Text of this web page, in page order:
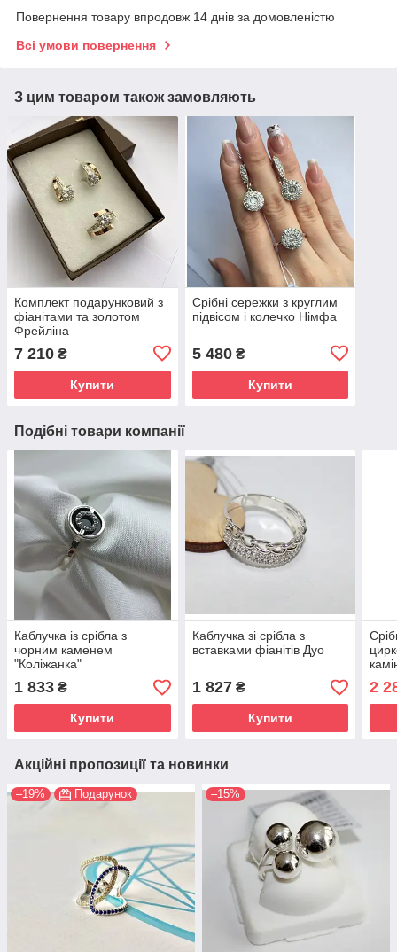
Повернення товару впродовж 14 днів за домовленістю
Всі умови повернення
З цим товаром також замовляють
Комплект подарунковий з
фіанітами та золотом
Фрейліна
7 210 ₴
Купити
Срібні сережки з круглим
підвісом і колечко Німфа
5 480₴
Купити
Подібні товари компанії
Каблучка із срібла з
чорним каменем
"Коліжанка"
1 833 ₴
Купити
Каблучка зі срібла з
вставками фіанітів Дуо
1 827₴
Купити
2
Акційні пропозиції та новинки
–19% Подарунок –15%